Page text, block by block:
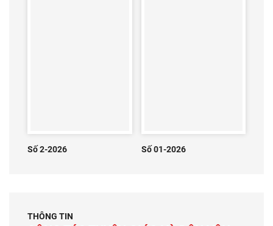
Số 2-2026 Số 01-2026
THÔNG TIN